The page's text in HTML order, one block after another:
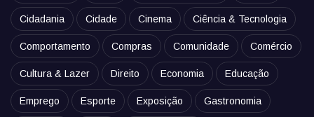
Cidadania Cidade Cinema Ciência & Tecnologia
Comportamento Compras Comunidade Comércio
Cultura & Lazer Direito Economia Educação
Emprego Esporte Exposição Gastronomia